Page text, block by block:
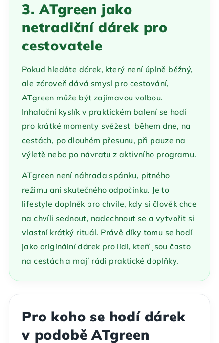
3. ATgreen jako
netradiční dárek pro
cestovatele
Pokud hledáte dárek, který není úplně běžný,
ale zároveň dává smysl pro cestování,
ATgreen může být zajímavou volbou.
Inhalační kyslík v praktickém balení se hodí
pro krátké momenty svěžesti během dne, na
cestách, po dlouhém přesunu, při pauze na
výletě nebo po návratu z aktivního programu.
ATgreen není náhrada spánku, pitného
režimu ani skutečného odpočinku. Je to
lifestyle doplněk pro chvíle, kdy si člověk chce
na chvíli sednout, nadechnout se a vytvořit si
vlastní krátký rituál. Právě díky tomu se hodí
jako originální dárek pro lidi, kteří jsou často
na cestách a mají rádi praktické doplňky.
Pro koho se hodí dárek
v podobě ATgreen